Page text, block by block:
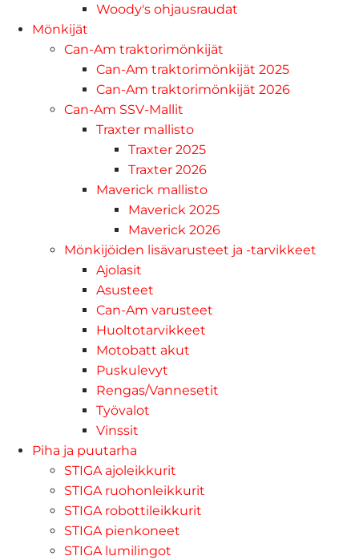
Woody's ohjausraudat
Mönkijät
Can-Am traktorimönkijät
Can-Am traktorimönkijät 2025
Can-Am traktorimönkijät 2026
Can-Am SSV-Mallit
Traxter mallisto
Traxter 2025
Traxter 2026
Maverick mallisto
Maverick 2025
Maverick 2026
Mönkijöiden lisävarusteet ja -tarvikkeet
Ajolasit
Asusteet
Can-Am varusteet
Huoltotarvikkeet
Motobatt akut
Puskulevyt
Rengas/Vannesetit
Työvalot
Vinssit
Piha ja puutarha
STIGA ajoleikkurit
STIGA ruohonleikkurit
STIGA robottileikkurit
STIGA pienkoneet
STIGA lumilingot